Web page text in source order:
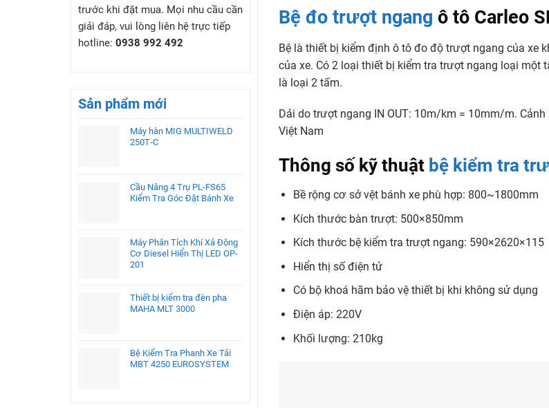
trước khi đặt mua. Mọi nhu cầu cần
giải đáp, vui lòng liên hệ trực tiếp
hotline: 0938 992 492
Sản phẩm mới
Máy hàn MIG MULTIWELD
250T‑C
Cầu Nâng 4 Trụ PL-FS65
Kiểm Tra Góc Đặt Bánh Xe
Máy Phân Tích Khí Xả Động
Cơ Diesel Hiển Thị LED OP-
201
Thiết bị kiểm tra đèn pha
MAHA MLT 3000
Bệ Kiểm Tra Phanh Xe Tải
MBT 4250 EUROSYSTEM
Bệ đo trượt ngang ô tô Carleo
Bệ là thiết bị kiểm định ô tô đo độ trượt ngang của xe
của xe. Có 2 loại thiết bị kiểm tra trượt ngang loại một
là loại 2 tấm.
Dải do trượt ngang IN OUT: 10m/km = 10mm/m.
Việt Nam
Thông số kỹ thuật bệ kiểm tra
Bề rộng cơ sở vệt bánh xe phù hợp: 800~1800mm
Kích thước bàn trượt: 500×850mm
Kích thước bệ kiểm tra trượt ngang: 590×2620×115
Hiển thị số điện tử
Có bộ khoá hãm bảo vệ thiết bị khi không sử dụng
Điện áp: 220V
Khối lượng: 210kg